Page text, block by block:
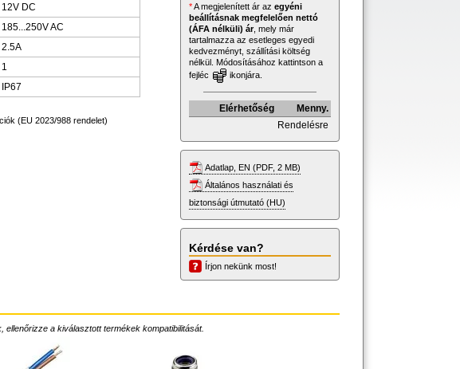
12V DC
185...250V AC
2.5A
1
IP67
(EU 2023/988 rendelet)
*A megjelenített ár az egyéni
beállításnak megfelelően nettó
(ÁFA nélküli) ár, mely már
tartalmazza az esetleges egyedi
kedvezményt, szállítási költség
nélkül. Módosításához kattintson a
fejléc
ikonjára.
Elérhetőség
Menny.
Rendelésre
Adatlap, EN (PDF, 2 MB)
Általános használati és
biztonsági útmutató (HU)
Kérdése van?
Írjon nekünk most!
a kiválasztott termékek kompatibilitását.